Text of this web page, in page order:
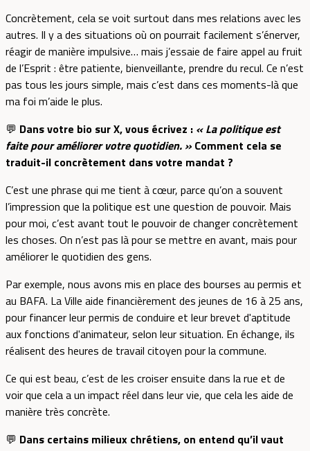
Concrètement, cela se voit surtout dans mes relations avec les
autres. Il y a des situations où on pourrait facilement s’énerver,
réagir de manière impulsive… mais j’essaie de faire appel au fruit
de l’Esprit : être patiente, bienveillante, prendre du recul. Ce n’est
pas tous les jours simple, mais c’est dans ces moments-là que
ma foi m’aide le plus.
💬 Dans votre bio sur X, vous écrivez : « La politique est
faite pour améliorer votre quotidien. » Comment cela se
traduit-il concrètement dans votre mandat ?
C’est une phrase qui me tient à cœur, parce qu’on a souvent
l’impression que la politique est une question de pouvoir. Mais
pour moi, c’est avant tout le pouvoir de changer concrètement
les choses. On n’est pas là pour se mettre en avant, mais pour
améliorer le quotidien des gens.
Par exemple, nous avons mis en place des bourses au permis et
au BAFA. La Ville aide financièrement des jeunes de 16 à 25 ans,
pour financer leur permis de conduire et leur brevet d'aptitude
aux fonctions d'animateur, selon leur situation. En échange, ils
réalisent des heures de travail citoyen pour la commune.
Ce qui est beau, c’est de les croiser ensuite dans la rue et de
voir que cela a un impact réel dans leur vie, que cela les aide de
manière très concrète.
💬 Dans certains milieux chrétiens, on entend qu’il vaut